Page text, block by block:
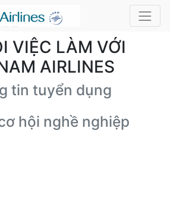
VIỆC LÀM VỚI
AIRLINES
tin tuyển dụng
hội nghề nghiệp